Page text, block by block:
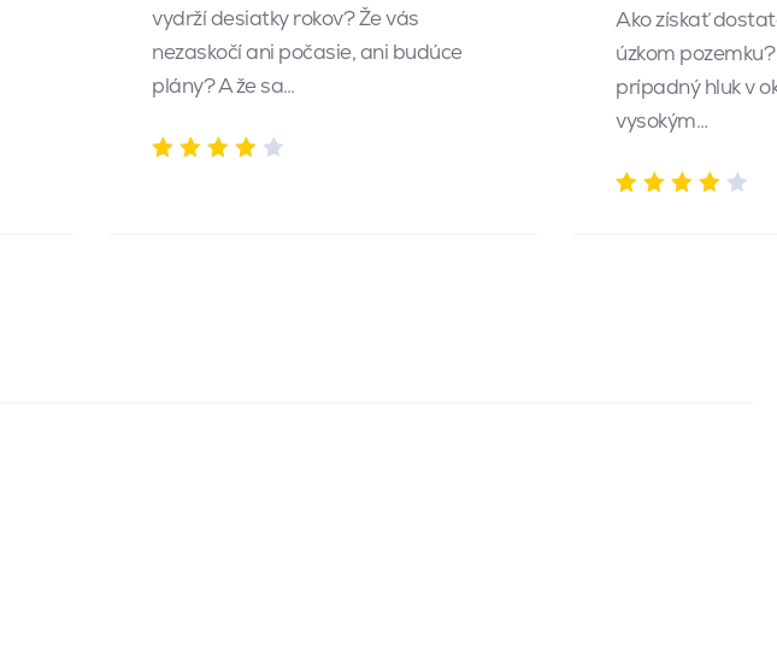
vydrží desiatky rokov? Že vás
nezaskočí ani počasie, ani budúce
plány? A že sa…
Ako získať
úzkom
prípadný hluk v
vysokým…